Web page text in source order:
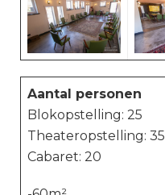
Aantal personen
Blokopstelling: 25
Theateropstelling: 35
Cabaret: 20